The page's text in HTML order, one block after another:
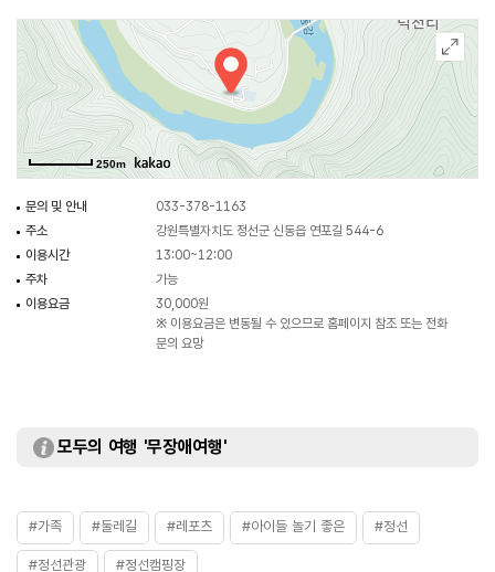
250m
문의 및 안내
033-378-1163
주소
강원특별자치도 정선군 신동읍 연포길 544-6
이용시간
13:00~12:00
주차
가능
이용요금
30,000원
※ 이용요금은 변동될 수 있으므로 홈페이지 참조 또는 전화
문의 요망
모두의 여행 '무장애여행'
#가족 #둘레길 #레포츠 #아이들 놀기 좋은 #정선
#정선관광 #정선캠핑장